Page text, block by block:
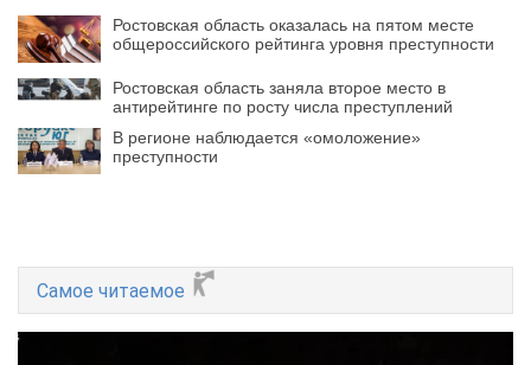
Ростовская область оказалась на пятом месте
общероссийского рейтинга уровня преступности
Ростовская область заняла второе место в
антирейтинге по росту числа преступлений
В регионе наблюдается «омоложение»
преступности
Самое читаемое